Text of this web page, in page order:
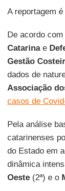
A reportagem é
De acordo
Catarina e
Gestão
dados de
Associação
casos de
Pela análise
catarinenses
do Estado em
dinâmica
Oeste(2ª) e o